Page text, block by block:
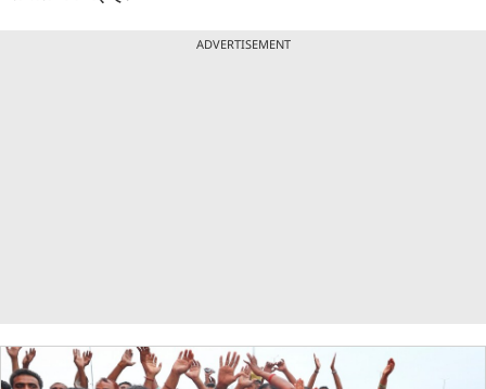
ADVERTISEMENT